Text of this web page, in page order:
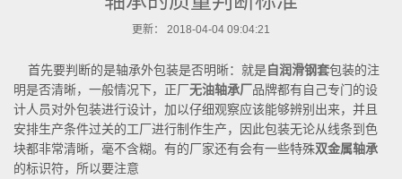
更新： 2018-04-04 09:04:21
首先要判断的是轴承外包装是否明晰：就是自润滑钢套包装的注
明是否清晰，一般情况下，正厂无油轴承厂品牌都有自己专门的设
计人员对外包装进行设计，加以仔细观察应该能够辨别出来，并且
安排生产条件过关的工厂进行制作生产，因此包装无论从线条到色
块都非常清晰，毫不含糊。有的厂家还有会有一些特殊双金属轴承
的标识符，所以要注意